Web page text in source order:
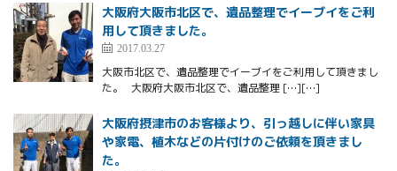
大阪府大阪市北区で、遺品整理でイーブイをご利
用して頂きました。
2017.03.27
大阪市北区で、遺品整理でイーブイをご利用して頂きまし
た。 大阪府大阪市北区で、遺品整理 […][…]
大阪府摂津市のお客様より、引っ越しに伴い家具
や家電、植木などの片付けのご依頼を頂きまし
た。